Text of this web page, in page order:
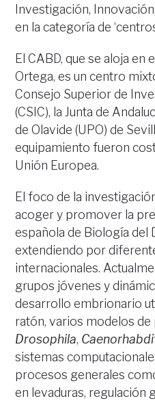
Investigación,
en la categoría de
El CABD, que se aloja en
Ortega, es un centro
Consejo Superior de
(CSIC), la Junta de
de Olavide (UPO) de
equipamiento fueron
Unión Europea.
El foco de la
acoger y promover la
española de Biología del
extendiendo por
internacionales.
grupos jóvenes y
desarrollo embrionario
ratón, varios modelos de
Drosophila,
sistemas
procesos generales
en levaduras, regulación